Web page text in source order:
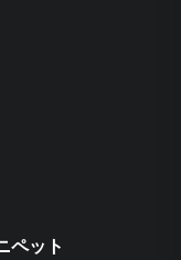
ペット